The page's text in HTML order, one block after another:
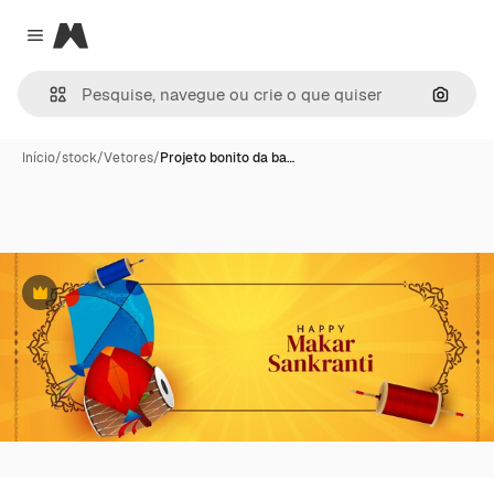
Close menu
Magnific
Início/stock/Vetores/Projeto bonito da ba…
Premium